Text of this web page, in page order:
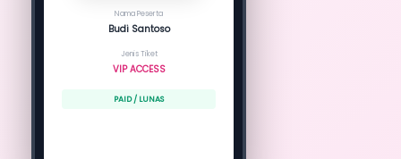
Nama Peserta
Budi Santoso
Jenis Tiket
VIP ACCESS
PAID / LUNAS